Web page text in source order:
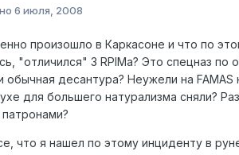
6 июля, 2008
произошло в Каркасоне и что по
"отличился" 3 RPIMa? Это спецназ по
обычная десантура? Неужели на
для большего натурализма сняли?
что я нашел по этому инциденту в